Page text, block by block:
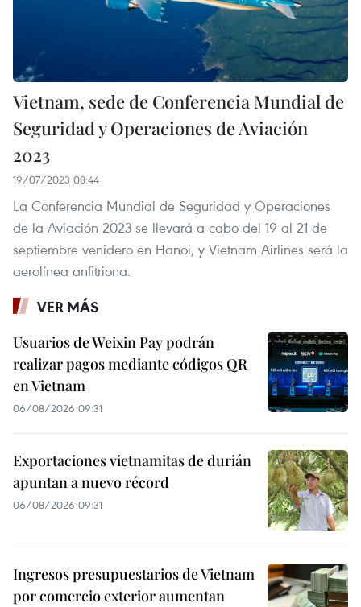
Vietnam, sede de Conferencia Mundial de
Seguridad y Operaciones de Aviación
2023
19/07/2023 08:44
La Conferencia Mundial de Seguridad y Operaciones
de la Aviación 2023 se llevará a cabo del 19 al 21 de
septiembre venidero en Hanoi, y Vietnam Airlines será la
aerolínea anfitriona.
VER MÁS
Usuarios de Weixin Pay podrán
realizar pagos mediante códigos QR
en Vietnam
06/08/2026 09:31
Exportaciones vietnamitas de durián
apuntan a nuevo récord
06/08/2026 09:31
Ingresos presupuestarios de Vietnam
por comercio exterior aumentan